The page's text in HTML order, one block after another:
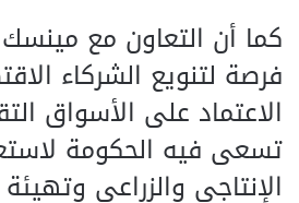
كما أن التعاون مع
فرصة لتنويع الشركاء
الاعتماد على الأسواق
تسعى فيه الحكومة
الإنتاجي والزراعي